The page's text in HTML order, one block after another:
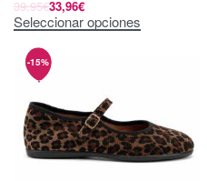
39,95€33,96€
Seleccionar opciones